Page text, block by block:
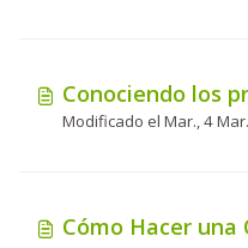
Conociendo los
Cómo Hacer una